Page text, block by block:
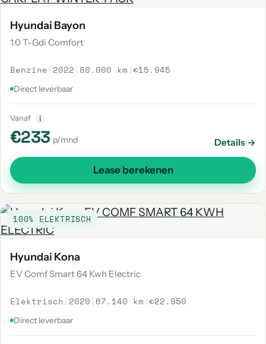
Hyundai Bayon
1.0 T-Gdi Comfort
Benzine | 2022 | 80.000 km |€15.945
Direct leverbaar
Vanaf i
€233 p/mnd Details →
Lease berekenen
100% ELEKTRISCH
Hyundai Kona
EV Comf Smart 64 Kwh Electric
Elektrisch | 2020 | 67.140 km |€22.950
Direct leverbaar